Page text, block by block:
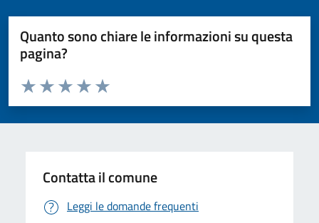
Quanto sono chiare le informazioni su questa
pagina?
Valuta da 1 a 5 stelle la pagina
Valuta 5 stelle su 5
Valuta 4 stelle su 5
Valuta 3 stelle su 5
Valuta 2 stelle su 5
Valuta 1 stelle su 5
Contatta il comune
Leggi le domande frequenti